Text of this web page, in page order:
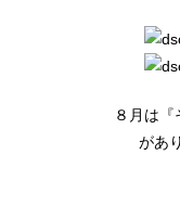
８月は
があ